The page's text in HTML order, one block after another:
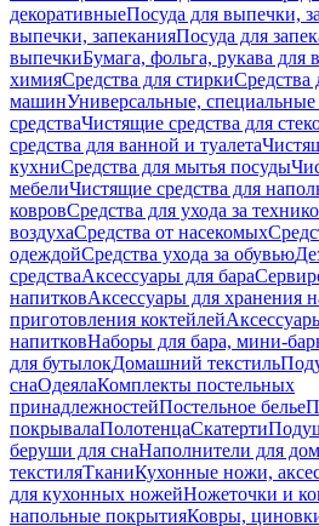
декоративныеПосуда для выпечки,
выпечки, запеканияПосуда для
выпечкиБумага, фольга, рукава для
химияСредства для стиркиСредства
машинУниверсальные,
средстваЧистящие средства для
средства для ванной и туалета
кухниСредства для мытья посуды
мебелиЧистящие средства для
ковровСредства для ухода за
воздухаСредства от насекомых
одеждойСредства ухода за обувью
средстваАксессуары для бара
напитковАксессуары для хранения
приготовления коктейлей
напитковНаборы для бара, мини-
для бутылокДомашний текстиль
снаОдеялаКомплекты постельных
принадлежностейПостельное белье
покрывалаПолотенцаСкатерти
беруши для снаНаполнители для
текстиляТканиКухонные ножи,
для кухонных ножейНожеточки и
напольные покрытияКовры,